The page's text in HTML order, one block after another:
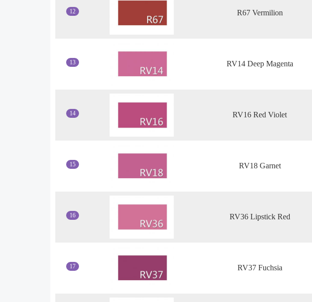
R67 Vermilion
RV14 Deep Magenta
RV16 Red Violet
RV18 Garnet
RV36 Lipstick Red
RV37 Fuchsia